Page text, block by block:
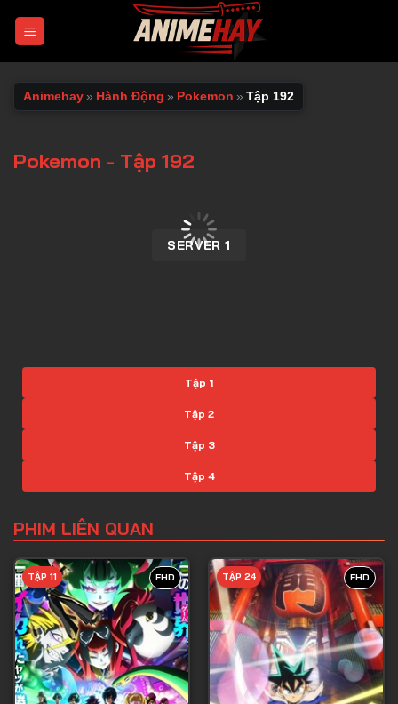
Animehay » Hành Động » Pokemon » Tập 192
Pokemon - Tập 192
SERVER 1
Tập 1
Tập 2
Tập 3
Tập 4
Tập 6
Tập 7
Tập 8
Tập 9
Tập 10
Tập 11
PHIM LIÊN QUAN
FHD
TẬP 11 FHD
TẬP 24